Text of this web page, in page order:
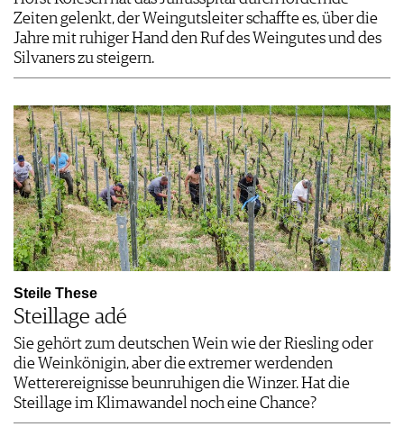
Zeiten gelenkt, der Weingutsleiter schaffte es, über die
Jahre mit ruhiger Hand den Ruf des Weingutes und des
Silvaners zu steigern.
Steile These
Steillage adé
Sie gehört zum deutschen Wein wie der Riesling oder
die Weinkönigin, aber die extremer werdenden
Wetterereignisse beunruhigen die Winzer. Hat die
Steillage im Klimawandel noch eine Chance?